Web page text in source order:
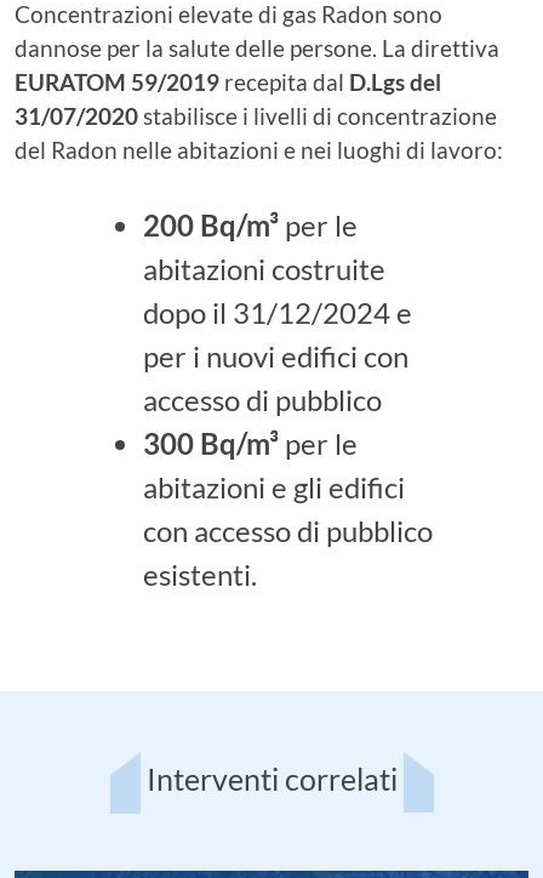
Concentrazioni elevate di gas Radon sono
dannose per la salute delle persone. La direttiva
EURATOM 59/2019 recepita dal D.Lgs del
31/07/2020stabilisce i livelli di concentrazione
del Radon nelle abitazioni e nei luoghi di lavoro:
200 Bq/m³ per le
abitazioni costruite
dopo il 31/12/2024 e
per i nuovi edifici con
accesso di pubblico
300 Bq/m³ per le
abitazioni e gli edifici
con accesso di pubblico
esistenti.
Interventi correlati